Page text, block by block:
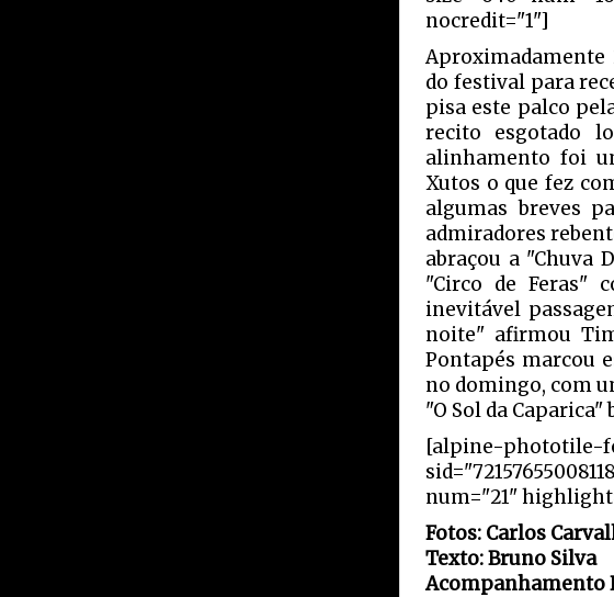
nocredit="1"]
do festival para
pisa este palco
recito esgotado
alinhamento foi
Xutos o que fez
algumas breves
admiradores
abraçou a "Chuva
"Circo de Feras"
inevitável
noite" afirmou
Pontapés marcou
no domingo, com
"O Sol da
[alpine-phototile-
num="21"
Fotos: Carlos
Texto: Bruno Silva
Acompanhamento